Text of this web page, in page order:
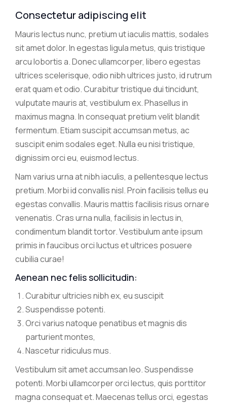
Consectetur adipiscing elit
Mauris lectus nunc, pretium ut iaculis mattis, sodales
sit amet dolor. In egestas ligula metus, quis tristique
arcu lobortis a. Donec ullamcorper, libero egestas
ultrices scelerisque, odio nibh ultrices justo, id rutrum
erat quam et odio. Curabitur tristique dui tincidunt,
vulputate mauris at, vestibulum ex. Phasellus in
maximus magna. In consequat pretium velit blandit
fermentum. Etiam suscipit accumsan metus, ac
suscipit enim sodales eget. Nulla eu nisi tristique,
dignissim orci eu, euismod lectus.
Nam varius urna at nibh iaculis, a pellentesque lectus
pretium. Morbi id convallis nisl. Proin facilisis tellus eu
egestas convallis. Mauris mattis facilisis risus ornare
venenatis. Cras urna nulla, facilisis in lectus in,
condimentum blandit tortor. Vestibulum ante ipsum
primis in faucibus orci luctus et ultrices posuere
cubilia curae!
Aenean nec felis sollicitudin:
Curabitur ultricies nibh ex, eu suscipit
Suspendisse potenti.
Orci varius natoque penatibus et magnis dis
parturient montes,
Nascetur ridiculus mus.
Vestibulum sit amet accumsan leo. Suspendisse
potenti. Morbi ullamcorper orci lectus, quis porttitor
magna consequat et. Maecenas tellus orci, egestas